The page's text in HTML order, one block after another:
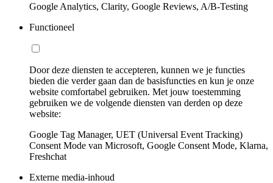
Google Analytics, Clarity, Google Reviews, A/B-Testing
Functioneel
Door deze diensten te accepteren, kunnen we je functies
bieden die verder gaan dan de basisfuncties en kun je onze
website comfortabel gebruiken. Met jouw toestemming
gebruiken we de volgende diensten van derden op deze
website:
Google Tag Manager, UET (Universal Event Tracking)
Consent Mode van Microsoft, Google Consent Mode, Klarna,
Freshchat
Externe media-inhoud